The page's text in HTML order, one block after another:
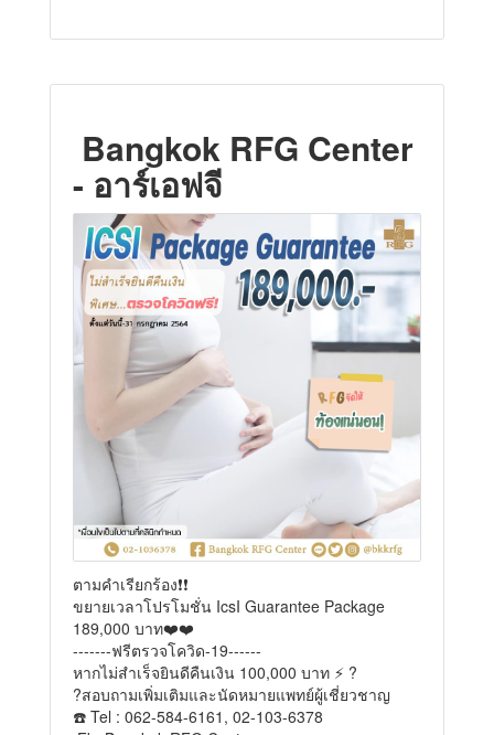
Bangkok RFG Center
- อาร์เอฟจี
ตามคำเรียกร้อง❗❗
ขยายเวลาโปรโมชั่น IcsI Guarantee Package
189,000 บาท❤️❤️
-------ฟรีตรวจโควิด-19------
หากไม่สำเร็จยินดีคืนเงิน 100,000 บาท ⚡️ ?
?สอบถามเพิ่มเติมและนัดหมายแพทย์ผู้เชี่ยวชาญ
☎️ Tel : 062-584-6161, 02-103-6378